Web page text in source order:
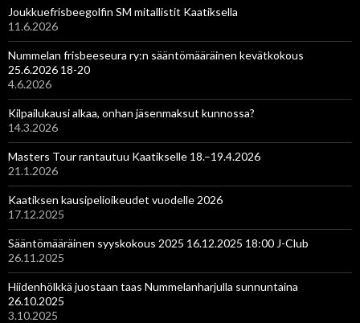
Joukkuefrisbeegolfin SM mitallistit Kaatiksella
11.6.2026
Nummelan frisbeeseura ry:n sääntömääräinen kevätkokous
25.6.2026 18-20
4.6.2026
Kilpailukausi alkaa, onhan jäsenmaksut kunnossa?
14.3.2026
Masters Tour rantautuu Kaatikselle 18.–19.4.2026
21.1.2026
Kaatiksen kausipelioikeudet vuodelle 2026
17.12.2025
Sääntömääräinen syyskokous 2025 16.12.2025 18:00 J-Club
26.11.2025
Hiidenhölkkä juostaan taas Nummelanharjulla sunnuntaina
26.10.2025
3.10.2025